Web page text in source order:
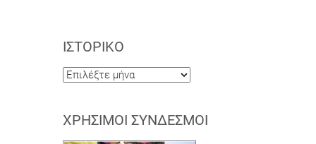
ΙΣΤΟΡΙΚΌ
Ιστορικό
ΧΡΉΣΙΜΟΙ ΣΎΝΔΕΣΜΟΙ